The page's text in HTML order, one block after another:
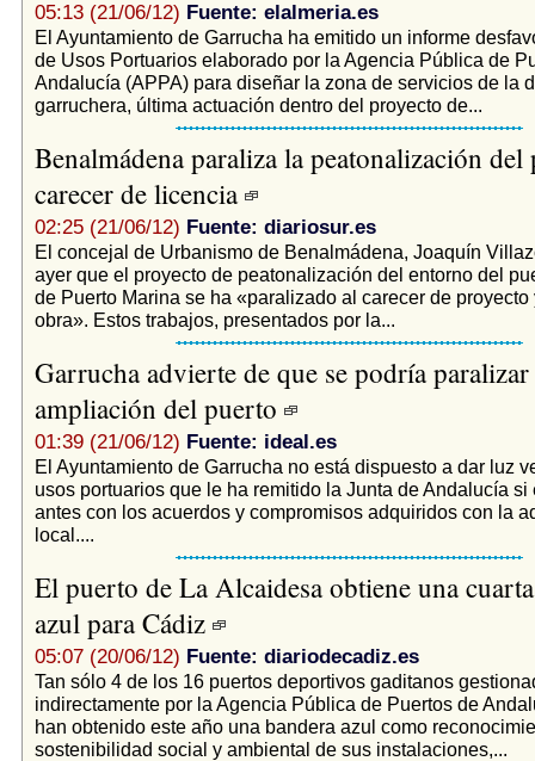
05:13 (21/06/12) Fuente: elalmeria.es
El Ayuntamiento de Garrucha ha emitido un informe
de Usos Portuarios elaborado por la Agencia Pública de
Andalucía (APPA) para diseñar la zona de servicios de la
garruchera, última actuación dentro del proyecto de...
Benalmádena paraliza la peatonalización
carecer de licencia
02:25 (21/06/12) Fuente: diariosur.es
El concejal de Urbanismo de Benalmádena, Joaquín
ayer que el proyecto de peatonalización del entorno del
de Puerto Marina se ha «paralizado al carecer de
obra». Estos trabajos, presentados por la...
Garrucha advierte de que se podría
ampliación del puerto
01:39 (21/06/12) Fuente: ideal.es
El Ayuntamiento de Garrucha no está dispuesto a dar luz
usos portuarios que le ha remitido la Junta de Andalucía si
antes con los acuerdos y compromisos adquiridos con la
local....
El puerto de La Alcaidesa obtiene una
azul para Cádiz
05:07 (20/06/12) Fuente: diariodecadiz.es
Tan sólo 4 de los 16 puertos deportivos gaditanos
indirectamente por la Agencia Pública de Puertos de
han obtenido este año una bandera azul como
sostenibilidad social y ambiental de sus instalaciones,...